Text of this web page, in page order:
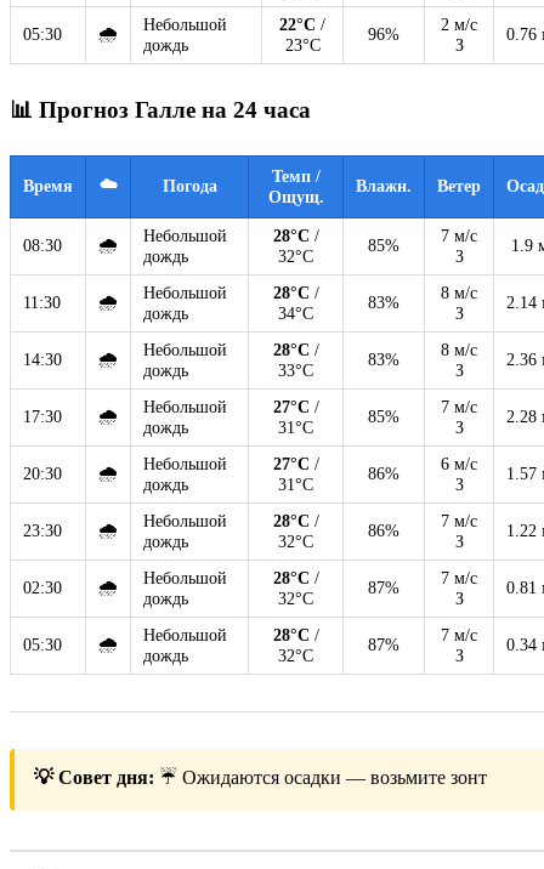
05:30 🌧
Небольшой
дождь
22°C /
23°C
96%
2 м/с
З
0.76
📊 Прогноз Галле на 24 часа
Время ☁️ Погода
Темп /
Ощущ.
Влажн. Ветер
08:30 🌧
Небольшой
дождь
28°C /
32°C
85%
7 м/с
З
1.9
11:30 🌧
Небольшой
дождь
28°C /
34°C
83%
8 м/с
З
2.14
14:30 🌧
Небольшой
дождь
28°C /
33°C
83%
8 м/с
З
2.36
17:30 🌧
Небольшой
дождь
27°C /
31°C
85%
7 м/с
З
2.28
20:30 🌧
Небольшой
дождь
27°C /
31°C
86%
6 м/с
З
1.57
23:30 🌧
Небольшой
дождь
28°C /
32°C
86%
7 м/с
З
1.22
02:30 🌧
Небольшой
дождь
28°C /
32°C
87%
7 м/с
З
0.81
05:30 🌧
Небольшой
дождь
28°C /
32°C
87%
7 м/с
З
0.34
💡 Совет дня: ☔ Ожидаются осадки — возьмите зонт